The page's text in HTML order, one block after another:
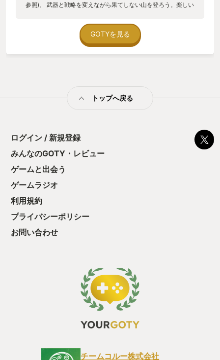
参照)。 武器と戦略を変えながら果てしない山を登ろう。楽しい
はクリアが一回しか出来てません。
GOTYを見る
トップへ戻る
ログイン / 新規登録
みんなのGOTY・レビュー
ゲームと出会う
ゲームラジオ
利用規約
プライバシーポリシー
お問い合わせ
チームコルー株式会社